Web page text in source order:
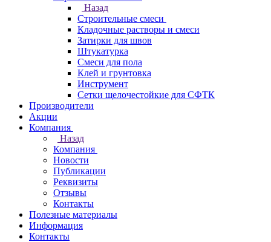
Назад
Строительные смеси
Кладочные растворы и смеси
Затирки для швов
Штукатурка
Смеси для пола
Клей и грунтовка
Инструмент
Сетки щелочестойкие для СФТК
Производители
Акции
Компания
Назад
Компания
Новости
Публикации
Реквизиты
Отзывы
Контакты
Полезные материалы
Информация
Контакты